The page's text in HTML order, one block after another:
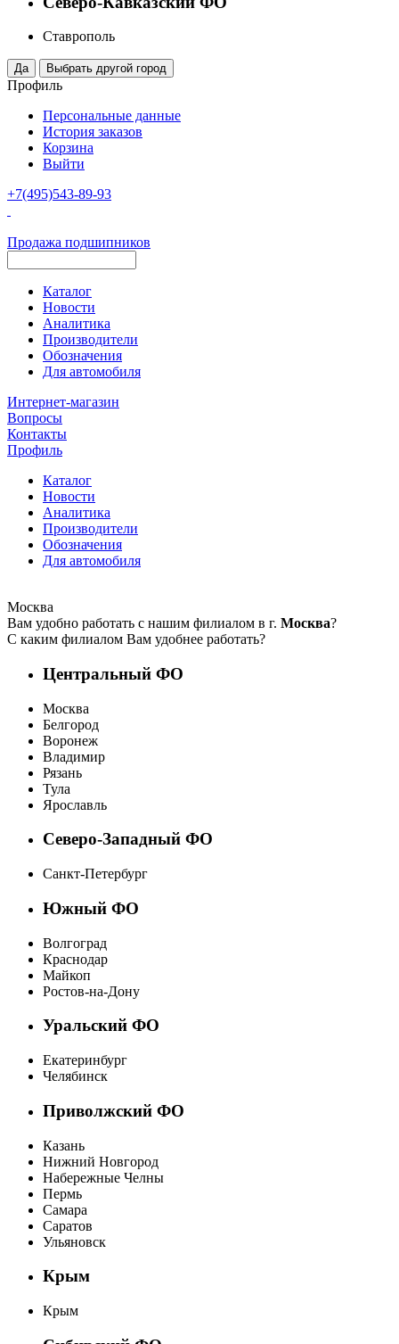
Ставрополь
Профиль
Персональные данные
История заказов
Корзина
Выйти
+7(495)543-89-93
Продажа подшипников
Каталог
Новости
Аналитика
Производители
Обозначения
Для автомобиля
Интернет-магазин
Вопросы
Контакты
Профиль
Каталог
Новости
Аналитика
Производители
Обозначения
Для автомобиля
Москва
Вам удобно работать с нашим филиалом в г. Москва?
С каким филиалом Вам удобнее работать?
Центральный ФО
Москва
Белгород
Воронеж
Владимир
Рязань
Тула
Ярославль
Северо-Западный ФО
Санкт-Петербург
Южный ФО
Волгоград
Краснодар
Майкоп
Ростов-на-Дону
Уральский ФО
Екатеринбург
Челябинск
Приволжский ФО
Казань
Нижний Новгород
Набережные Челны
Пермь
Самара
Саратов
Ульяновск
Крым
Крым